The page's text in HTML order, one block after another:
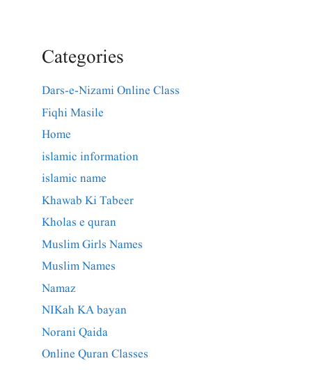
Categories
Dars-e-Nizami Online Class
Fiqhi Masile
Home
islamic information
islamic name
Khawab Ki Tabeer
Kholas e quran
Muslim Girls Names
Muslim Names
Namaz
NIKah KA bayan
Norani Qaida
Online Quran Classes